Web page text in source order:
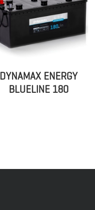
DYNAMAX ENERGY
BLUELINE 180